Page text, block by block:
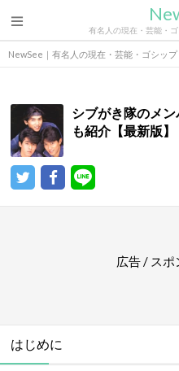
有名人の現在・芸能・
NewSee｜有名人の現在・芸能・ゴシップ
シブがき隊のメ
も紹介【最新版】
広告 / スポ
はじめに